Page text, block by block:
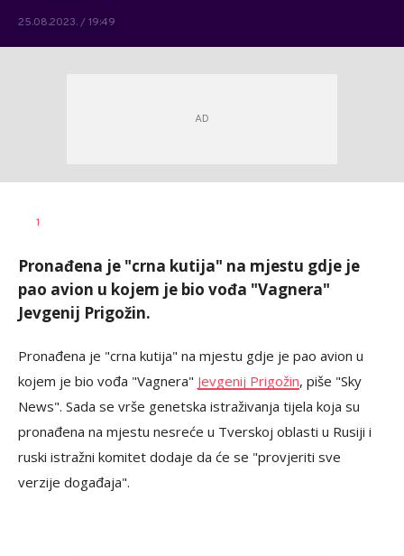
25.08.2023. / 19:49
AUTOR
1
Pronađena je "crna kutija" na mjestu gdje je
pao avion u kojem je bio vođa "Vagnera"
Jevgenij Prigožin.
Pronađena je "crna kutija" na mjestu gdje je pao avion u
kojem je bio vođa "Vagnera" Jevgenij Prigožin, piše "Sky
News". Sada se vrše genetska istraživanja tijela koja su
pronađena na mjestu nesreće u Tverskoj oblasti u Rusiji i
ruski istražni komitet dodaje da će se "provjeriti sve
verzije događaja".